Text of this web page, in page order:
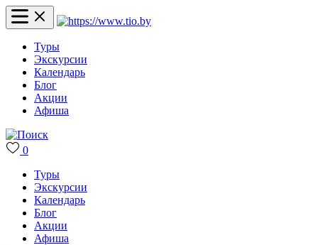
Туры
Экскурсии
Календарь
Блог
Акции
Афиша
0
Туры
Экскурсии
Календарь
Блог
Акции
Афиша